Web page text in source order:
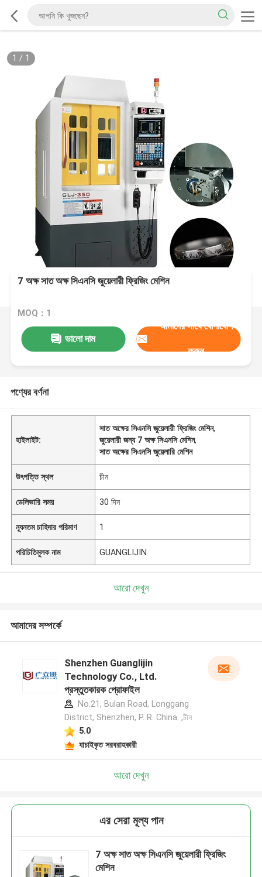
1 / 1
7 অক্ষ সাত অক্ষ সিএনসি জুয়েলারী ফ্রিজিং মেশিন
MOQ：1
ভালো দাম
আমাদের সাথে যোগাযোগ
করুন
পণ্যের বর্ণনা
হাইলাইট:
সাত অক্ষের সিএনসি জুয়েলারী ফ্রিজিং মেশিন,
জুয়েলারী জন্য 7 অক্ষ সিএনসি মেশিন,
সাত অক্ষের সিএনসি জুয়েলারি মেশিন
উৎপত্তি স্থল চীন
ডেলিভারি সময় 30 দিন
ন্যূনতম চাহিদার পরিমাণ 1
পরিচিতিমুলক নাম GUANGLIJIN
আরো দেখুন
আমাদের সম্পর্কে
Shenzhen Guanglijin
Technology Co., Ltd.
প্রস্তুতকারক প্রোফাইল
No.21, Bulan Road, Longgang
District, Shenzhen, P. R. China. ,চীন
5.0
যাচাইকৃত সরবরাহকারী
আরো দেখুন
এর সেরা মূল্য পান
7 অক্ষ সাত অক্ষ সিএনসি জুয়েলারী ফ্রিজিং
মেশিন